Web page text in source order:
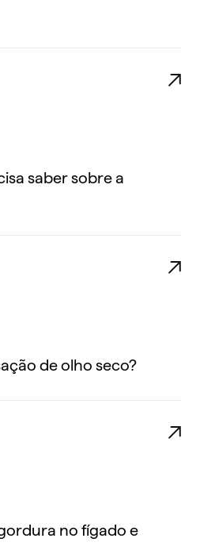
saber sobre a
de olho seco?
no fígado e